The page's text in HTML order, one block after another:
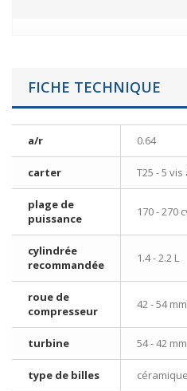
FICHE TECHNIQUE
a/r 0.64
carter T25 - 5
plage de
puissance
170 - 270
cylindrée
recommandée
1.4 - 2.2 L
roue de
compresseur
42 - 54 mm
turbine 54 - 42 mm
type de billes céramique